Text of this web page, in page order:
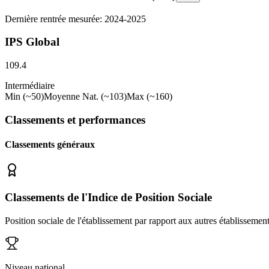
Dernière rentrée mesurée: 2024-2025
IPS Global
109.4
Intermédiaire
Min (~50)Moyenne Nat. (~103)Max (~160)
Classements et performances
Classements généraux
Classements de l'Indice de Position Sociale
Position sociale de l'établissement par rapport aux autres